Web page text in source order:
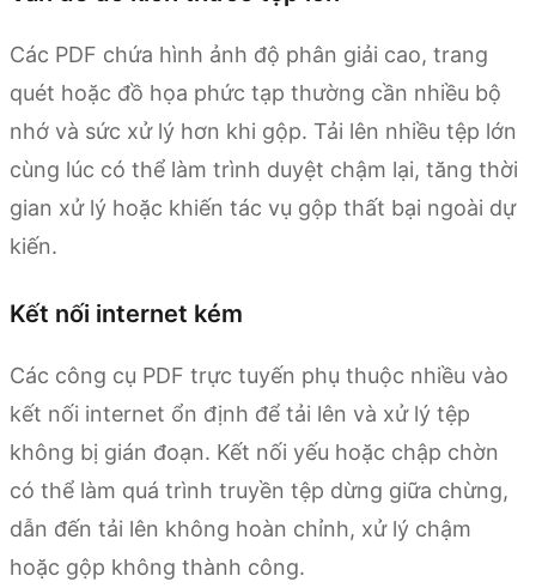
Các PDF chứa hình ảnh độ phân giải cao, trang
quét hoặc đồ họa phức tạp thường cần nhiều bộ
nhớ và sức xử lý hơn khi gộp. Tải lên nhiều tệp lớn
cùng lúc có thể làm trình duyệt chậm lại, tăng thời
gian xử lý hoặc khiến tác vụ gộp thất bại ngoài dự
kiến.
Kết nối internet kém
Các công cụ PDF trực tuyến phụ thuộc nhiều vào
kết nối internet ổn định để tải lên và xử lý tệp
không bị gián đoạn. Kết nối yếu hoặc chập chờn
có thể làm quá trình truyền tệp dừng giữa chừng,
dẫn đến tải lên không hoàn chỉnh, xử lý chậm
hoặc gộp không thành công.